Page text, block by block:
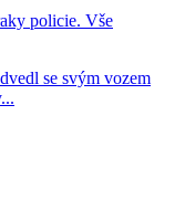
policie. Vše
se svým vozem